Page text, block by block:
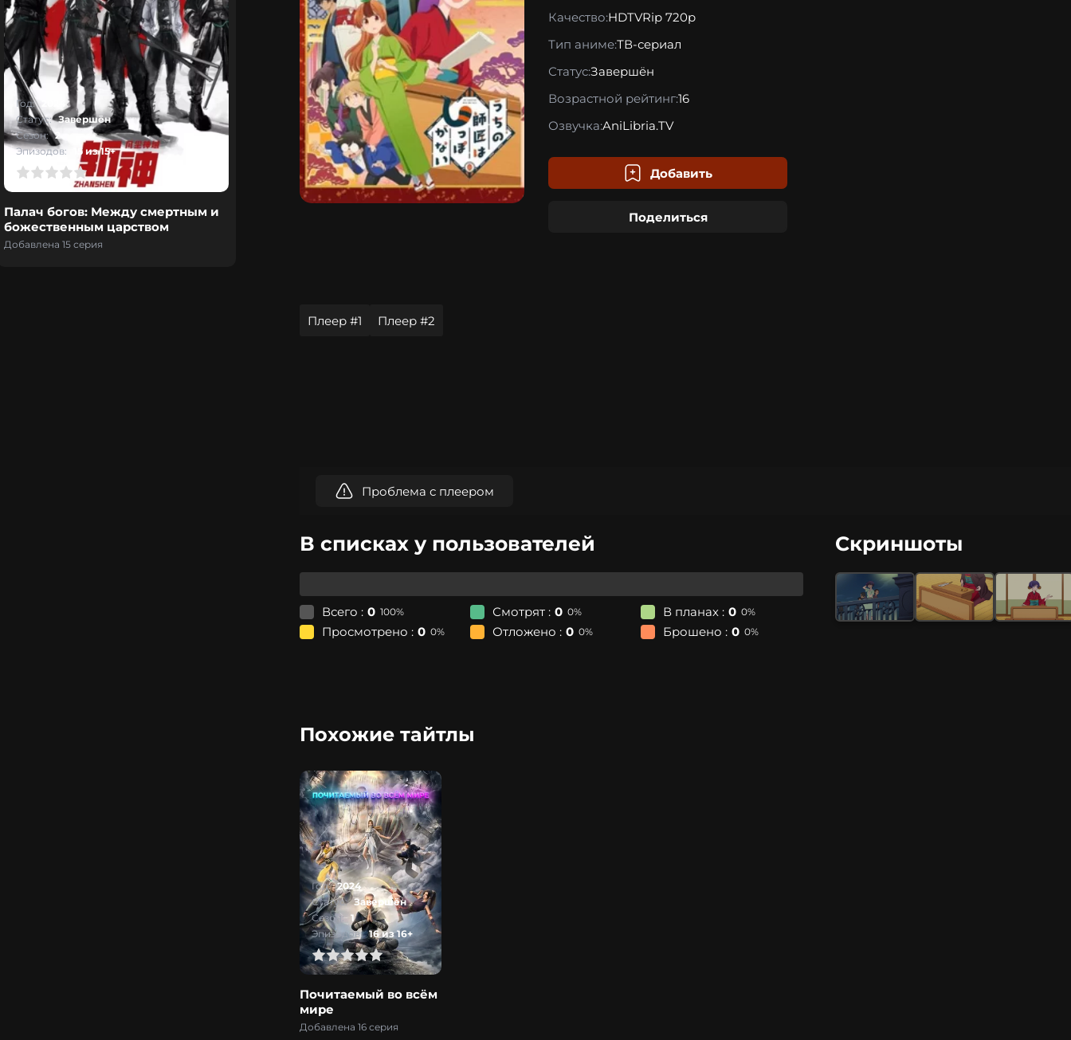
Год:
Статус: Завершён
Сезон: 2
Эпизодов:
15 из 15+
Палач богов: Между смертным и
божественным царством
Добавлена 15 серия
Качество:HDTVRip 720p
Тип аниме:ТВ-сериал
Статус:Завершён
Возрастной рейтинг:16
Озвучка:AniLibria.TV
Добавить
Поделиться
Плеер #1 Плеер #2
Проблема с плеером
В списках у пользователей
Всего : 0 100% Смотрят : 0 0% В планах : 0 0%
Просмотрено : 0 0% Отложено : 0 0% Брошено : 0 0%
Скриншоты
Похожие тайтлы
Год: 2024
Статус: Завершён
Сезон: 1
Эпизодов: 16 из 16+
Почитаемый во всём
мире
Добавлена 16 серия